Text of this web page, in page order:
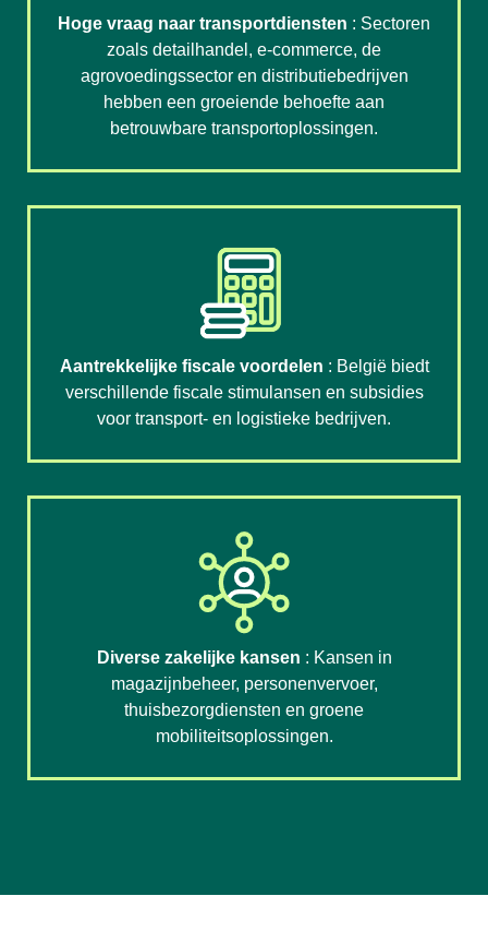
Hoge vraag naar transportdiensten : Sectoren
zoals detailhandel, e-commerce, de
agrovoedingssector en distributiebedrijven
hebben een groeiende behoefte aan
betrouwbare transportoplossingen.
Aantrekkelijke fiscale voordelen : België biedt
verschillende fiscale stimulansen en subsidies
voor transport- en logistieke bedrijven.
Diverse zakelijke kansen : Kansen in
magazijnbeheer, personenvervoer,
thuisbezorgdiensten en groene
mobiliteitsoplossingen.